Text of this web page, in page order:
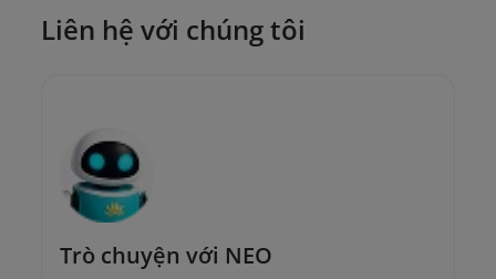
ngoài);
Hoặc gửi email đến địa chỉ
Liên hệ với chúng tôi
Trò chuyện với NEO